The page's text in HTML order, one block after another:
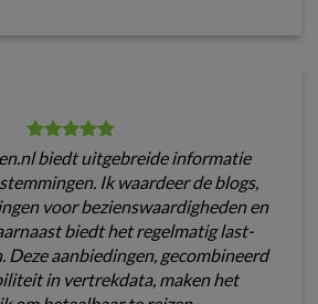
biedt uitgebreide informatie
Ik waardeer de blogs,
voor bezienswaardigheden en
biedt het regelmatig last-
Deze aanbiedingen, gecombineerd
in vertrekdata, maken het